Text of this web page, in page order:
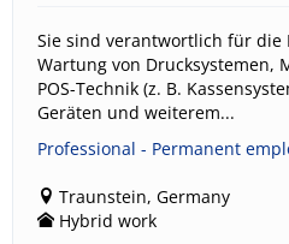
Sie sind verantwortlich für die
Wartung von Drucksystemen,
POS-Technik (z. B.
Geräten und weiterem...
Professional - Permanent
Traunstein, Germany
Hybrid work